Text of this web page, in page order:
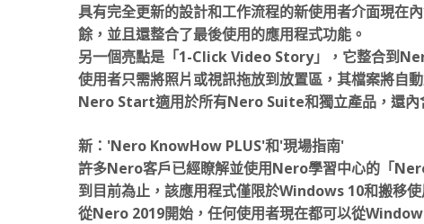
具有完全更新的設計和工作流程的新使用者介面現在
餘，並且還整合了最後使用的應用程式功能。
另一個亮點是「1-Click Video Story」，它整合到
使用者只需將照片或視訊拖放到放置區，其檔案將自
Nero Start適用於所有Nero Suite和獨立產品，還內
新：'Nero KnowHow PLUS'和'現場指南'
許多Nero客戶已經瞭解並使用Nero學習中心的「
到目前為止，該應用程式僅限於Windows 10和搬移
從Nero 2019開始，任何使用者現在都可以從